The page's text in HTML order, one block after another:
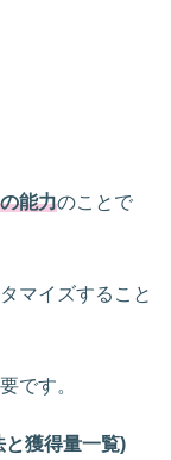
能力のことで
マイズすること
です。
と獲得量一覧)